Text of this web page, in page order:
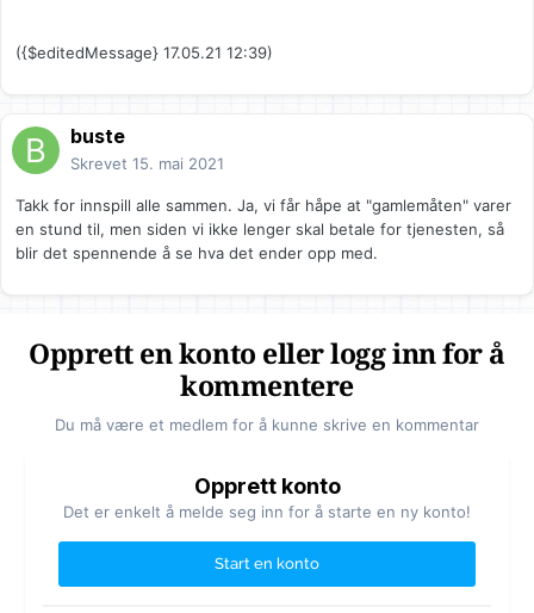
({$editedMessage} 17.05.21 12:39)
buste
Skrevet 15. mai 2021
Takk for innspill alle sammen. Ja, vi får håpe at "gamlemåten" varer
en stund til, men siden vi ikke lenger skal betale for tjenesten, så
blir det spennende å se hva det ender opp med.
Opprett en konto eller logg inn for å
kommentere
Du må være et medlem for å kunne skrive en kommentar
Opprett konto
Det er enkelt å melde seg inn for å starte en ny konto!
Start en konto